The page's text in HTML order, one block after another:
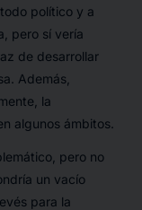
político y a
pero sí vería
de desarrollar
Además,
la
algunos ámbitos.
pero no
un vacío
para la